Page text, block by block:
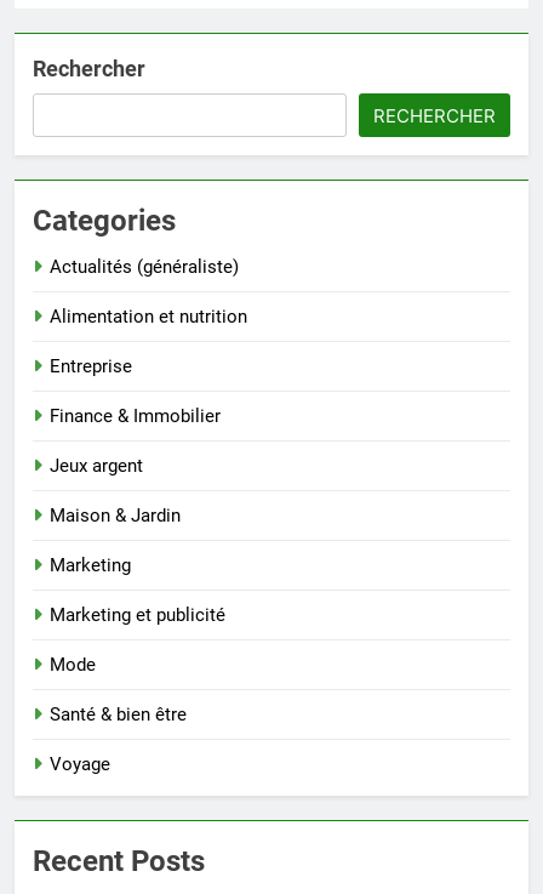
Rechercher
RECHERCHER
Categories
Actualités (généraliste)
Alimentation et nutrition
Entreprise
Finance & Immobilier
Jeux argent
Maison & Jardin
Marketing
Marketing et publicité
Mode
Santé & bien être
Voyage
Recent Posts